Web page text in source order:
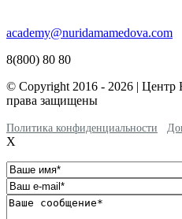
academy@nuridamamedova.com
8(800) 80 80
© Copyright 2016 - 2026 |
права защищены
Политика конфиденциальности
X